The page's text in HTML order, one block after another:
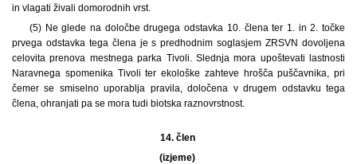
in vlagati živali domorodnih vrst.
(5) Ne glede na določbe drugega odstavka 10. člena ter 1. in 2. točke
prvega odstavka tega člena je s predhodnim soglasjem ZRSVN dovoljena
celovita prenova mestnega parka Tivoli. Slednja mora upoštevati lastnosti
Naravnega spomenika Tivoli ter ekološke zahteve hrošča puščavnika, pri
čemer se smiselno uporablja pravila, določena v drugem odstavku tega
člena, ohranjati pa se mora tudi biotska raznovrstnost.
14. člen
(izjeme)